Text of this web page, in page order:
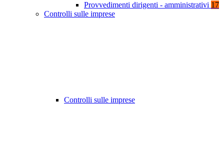
Provvedimenti dirigenti - amministrativi 17
Controlli sulle imprese
Controlli sulle imprese